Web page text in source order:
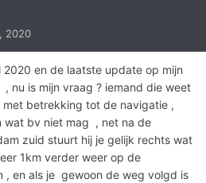
2020
2020 en de laatste update op mijn
nu is mijn vraag ? iemand die weet
betrekking tot de navigatie ,
wat bv niet mag , net na de
zuid stuurt hij je gelijk rechts wat
1km verder weer op de
, en als je gewoon de weg volgd is